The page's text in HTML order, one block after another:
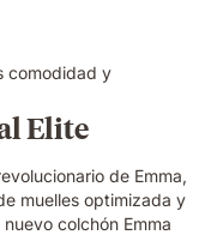
comodidad y
Elite
de Emma,
muelles optimizada y
colchón Emma